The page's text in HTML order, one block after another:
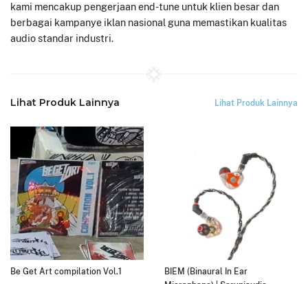
kami mencakup pengerjaan end-tune untuk klien besar dan
berbagai kampanye iklan nasional guna memastikan kualitas
audio standar industri.
Lihat Produk Lainnya Lihat Produk Lainnya
Be Get Art compilation Vol.1
BIEM (Binaural In Ear